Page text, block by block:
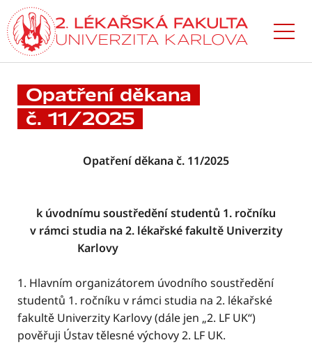
Přejít
k hlavnímu
obsahu
Opatření děkana
č. 11/2025
Opatření děkana č. 11/2025
k úvodnímu soustředění studentů 1. ročníku
v rámci studia na 2. lékařské fakultě Univerzity
Karlovy
1. Hlavním organizátorem úvodního soustředění
studentů 1. ročníku v rámci studia na 2. lékařské
fakultě Univerzity Karlovy (dále jen „2. LF UK“)
pověřuji Ústav tělesné výchovy 2. LF UK.